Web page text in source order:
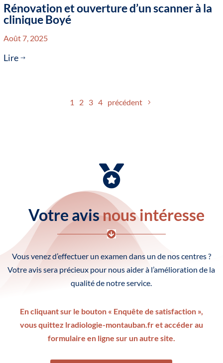
Rénovation et ouverture d’un scanner à la
clinique Boyé
Août 7, 2025
Lire $
1 2 3 4 précédent

Votre avisnous intéresse

Vous venez d’effectuer un examen dans un de nos centres ?
Votre avis sera précieux pour nous aider à l’amélioration de la
qualité de notre service.
En cliquant sur le bouton « Enquête de satisfaction »,
vous quittez lradiologie-montauban.fr et accéder au
formulaire en ligne sur un autre site.